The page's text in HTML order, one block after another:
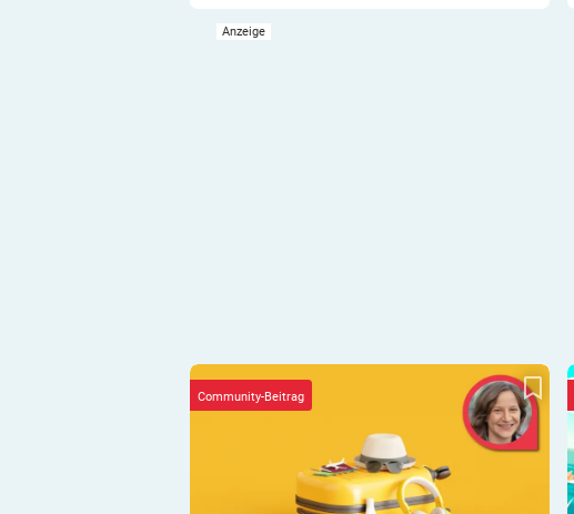
Kolumne „Fernweh“: Ich hasse Packen …
Community-Beitrag